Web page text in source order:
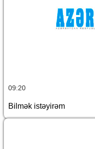
09:20
Bilmək istəyirəm